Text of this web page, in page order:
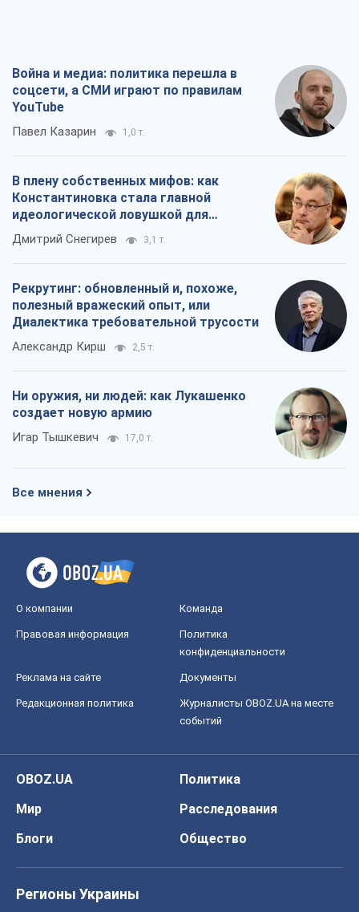
Война и медиа: политика перешла в
соцсети, а СМИ играют по правилам
YouTube
Павел Казарин 1,0 т.
В плену собственных мифов: как
Константиновка стала главной
идеологической ловушкой для
российских оккупантов
Дмитрий Снегирев 3,1 т.
Рекрутинг: обновленный и, похоже,
полезный вражеский опыт, или
Диалектика требовательной трусости
Александр Кирш 2,5 т.
Ни оружия, ни людей: как Лукашенко
создает новую армию
Игар Тышкевич 17,0 т.
Все мнения
О компании Команда
Правовая информация
Политика
конфиденциальности
Реклама на сайте Документы
Редакционная политика
Журналисты OBOZ.UA на месте
событий
OBOZ.UA
Политика
Мир
Расследования
Блоги
Общество
Регионы Украины